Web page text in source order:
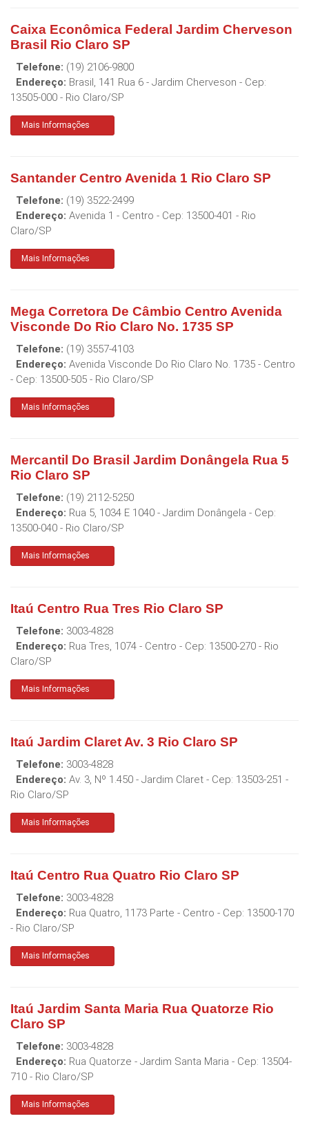
Caixa Econômica Federal Jardim Cherveson
Brasil Rio Claro SP
Telefone: (19) 2106-9800
Endereço: Brasil, 141 Rua 6 - Jardim Cherveson - Cep:
13505-000 - Rio Claro/SP
Mais Informações
Santander Centro Avenida 1 Rio Claro SP
Telefone: (19) 3522-2499
Endereço: Avenida 1 - Centro - Cep: 13500-401 - Rio
Claro/SP
Mais Informações
Mega Corretora De Câmbio Centro Avenida
Visconde Do Rio Claro No. 1735 SP
Telefone: (19) 3557-4103
Endereço: Avenida Visconde Do Rio Claro No. 1735 - Centro
- Cep: 13500-505 - Rio Claro/SP
Mais Informações
Mercantil Do Brasil Jardim Donângela Rua 5
Rio Claro SP
Telefone: (19) 2112-5250
Endereço: Rua 5, 1034 E 1040 - Jardim Donângela - Cep:
13500-040 - Rio Claro/SP
Mais Informações
Itaú Centro Rua Tres Rio Claro SP
Telefone: 3003-4828
Endereço: Rua Tres, 1074 - Centro - Cep: 13500-270 - Rio
Claro/SP
Mais Informações
Itaú Jardim Claret Av. 3 Rio Claro SP
Telefone: 3003-4828
Endereço: Av. 3, Nº 1.450 - Jardim Claret - Cep: 13503-251 -
Rio Claro/SP
Mais Informações
Itaú Centro Rua Quatro Rio Claro SP
Telefone: 3003-4828
Endereço: Rua Quatro, 1173 Parte - Centro - Cep: 13500-170
- Rio Claro/SP
Mais Informações
Itaú Jardim Santa Maria Rua Quatorze Rio
Claro SP
Telefone: 3003-4828
Endereço: Rua Quatorze - Jardim Santa Maria - Cep: 13504-
710 - Rio Claro/SP
Mais Informações